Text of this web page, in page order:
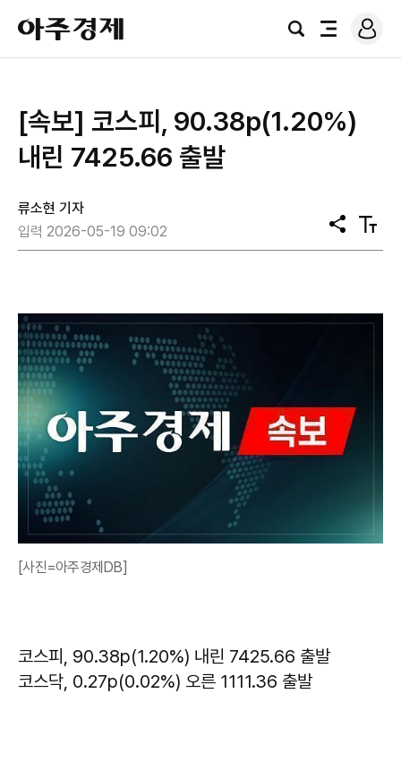
아
주
경
검
전
로
그
[속보] 코스피, 90.38p(1.20%)
내린 7425.66 출발
류소현 기자
입력 2026-05-19 09:02
공
유
텍
스
[사진=아주경제DB]
코스피, 90.38p(1.20%) 내린 7425.66 출발
코스닥, 0.27p(0.02%) 오른 1111.36 출발